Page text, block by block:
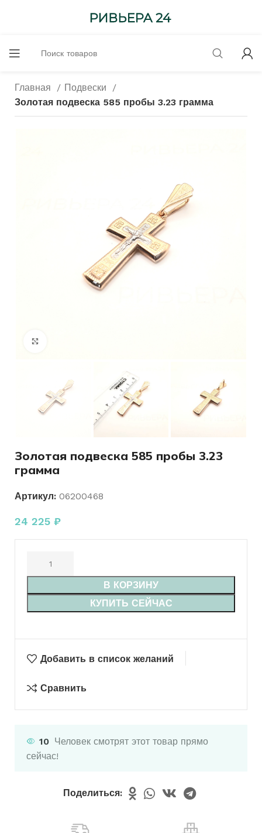
Главная
Подвески
Золотая подвеска 585 пробы 3.23 грамма
Золотая подвеска 585 пробы 3.23
грамма
Артикул: 06200468
24 225 ₽
В КОРЗИНУ
КУПИТЬ СЕЙЧАС
Добавить в список желаний
Сравнить
10 Человек смотрят этот товар прямо
сейчас!
Поделиться: